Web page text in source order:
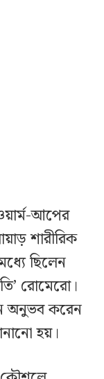
আপের
শারীরিক
ছিলেন
রোমেরো।
অনুভব করেন
হয়।